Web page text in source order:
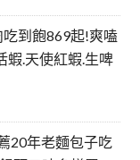
到飽869起!爽嗑
蝦.天使紅蝦.生啤
20年老麵包子吃